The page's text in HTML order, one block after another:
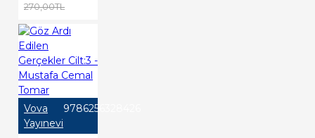
270,00TL
Vova
Yayınevi
9786256328426